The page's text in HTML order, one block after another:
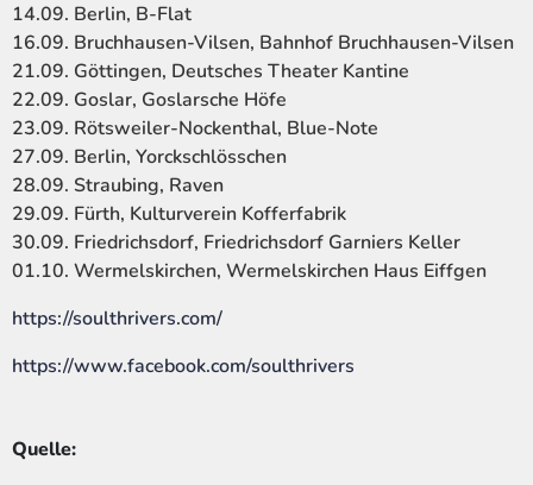
14.09. Berlin, B-Flat
16.09. Bruchhausen-Vilsen, Bahnhof Bruchhausen-Vilsen
21.09. Göttingen, Deutsches Theater Kantine
22.09. Goslar, Goslarsche Höfe
23.09. Rötsweiler-Nockenthal, Blue-Note
27.09. Berlin, Yorckschlösschen
28.09. Straubing, Raven
29.09. Fürth, Kulturverein Kofferfabrik
30.09. Friedrichsdorf, Friedrichsdorf Garniers Keller
01.10. Wermelskirchen, Wermelskirchen Haus Eiffgen
https://soulthrivers.com/
https://www.facebook.com/soulthrivers
Quelle: